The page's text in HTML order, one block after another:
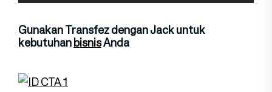
Gunakan Transfez dengan Jack untuk
kebutuhanbisnisAnda